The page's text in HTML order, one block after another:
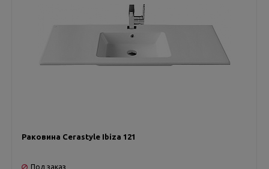
Раковина Cerastyle Ibiza 121
Под заказ